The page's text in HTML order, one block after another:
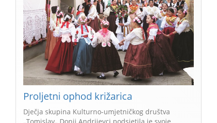
Proljetni ophod križarica
Dječja skupina Kulturno-umjetničkog društva